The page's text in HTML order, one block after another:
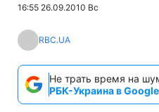
16:55 26.09.2010 Вс
RBC.UA
Не трать время на
РБК-Украина в Google